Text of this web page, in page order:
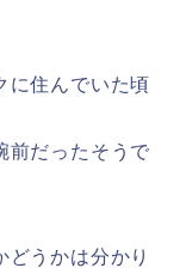
に住んでいた頃
前だったそうで
うかは分かり